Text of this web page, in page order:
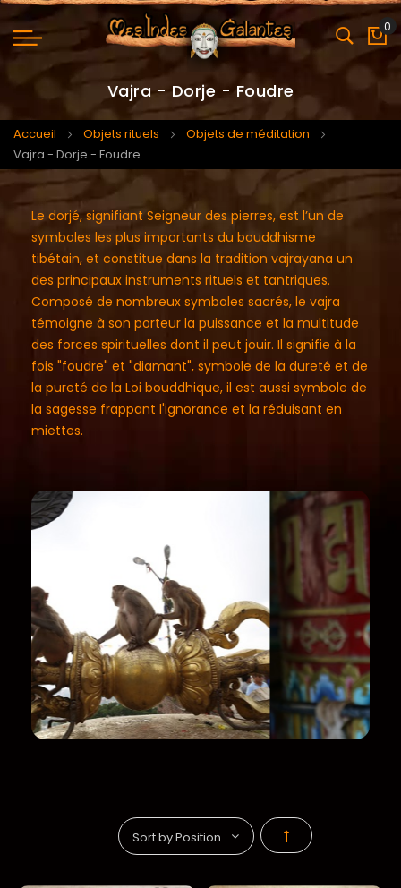
0
Vajra - Dorje - Foudre
Accueil Objets rituels
Objets de méditation
Vajra - Dorje - Foudre
Le dorjé, signifiant Seigneur des pierres, est l’un de
symboles les plus importants du bouddhisme
tibétain, et constitue dans la tradition vajrayana un
des principaux instruments rituels et tantriques.
Composé de nombreux symboles sacrés, le vajra
témoigne à son porteur la puissance et la multitude
des forces spirituelles dont il peut jouir. Il signifie à la
fois "foudre" et "diamant", symbole de la dureté et de
la pureté de la Loi bouddhique, il est aussi symbole de
la sagesse frappant l'ignorance et la réduisant en
miettes.
Par